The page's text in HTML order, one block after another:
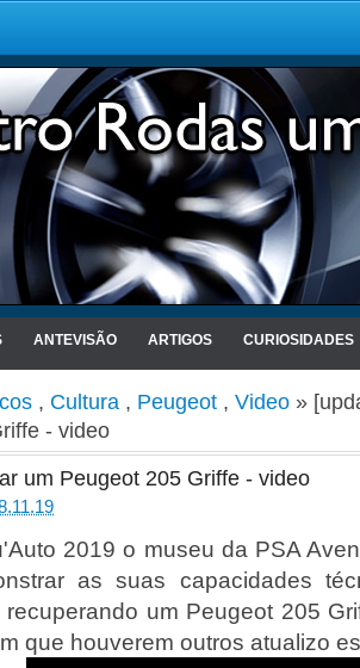
ANTEVISÃO ARTIGOS CURIOSIDADES
, Cultura , Peugeot , Video »
- video
um Peugeot 205 Griffe - video
2019 o museu da PSA
as suas capacidades
um Peugeot 205
que houverem outros atualizo